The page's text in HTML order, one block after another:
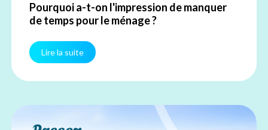
Pourquoi a-t-on l'impression de manquer
de temps pour le ménage ?
Lire la suite